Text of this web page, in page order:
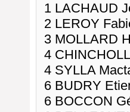
1 LACHAUD
2 LEROY
3 MOLLARD
4
4 SYLLA
6 BUDRY
6 BOCCON